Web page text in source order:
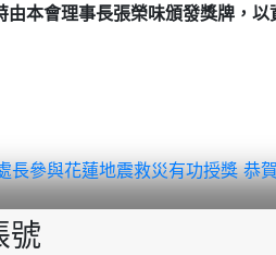
由本會理事長張榮味頒發獎牌，以
長參與花蓮地震救災有功授獎恭
號